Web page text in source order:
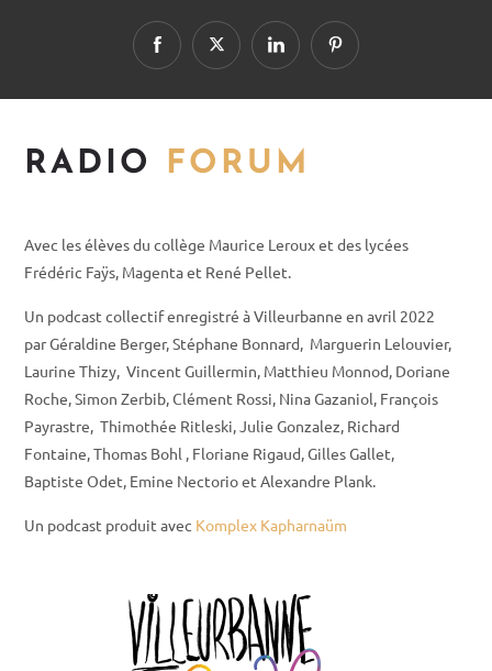
RADIO FORUM
Avec les élèves du collège Maurice Leroux et des lycées
Frédéric Faÿs, Magenta et René Pellet.
Un podcast collectif enregistré à Villeurbanne en avril 2022
par Géraldine Berger, Stéphane Bonnard, Marguerin Lelouvier,
Laurine Thizy, Vincent Guillermin, Matthieu Monnod, Doriane
Roche, Simon Zerbib, Clément Rossi, Nina Gazaniol, François
Payrastre, Thimothée Ritleski, Julie Gonzalez, Richard
Fontaine, Thomas Bohl , Floriane Rigaud, Gilles Gallet,
Baptiste Odet, Emine Nectorio et Alexandre Plank.
Un podcast produit avec Komplex Kapharnaüm